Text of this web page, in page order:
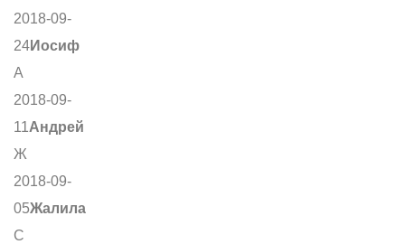
2018-09-
24Иосиф
А
2018-09-
11Андрей
Ж
2018-09-
05Жалила
С